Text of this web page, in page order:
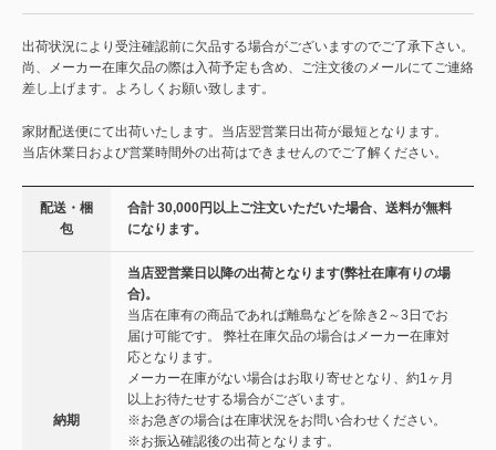
出荷状況により受注確認前に欠品する場合がございますのでご了承下さい。
尚、メーカー在庫欠品の際は入荷予定も含め、ご注文後のメールにてご連絡
差し上げます。よろしくお願い致します。
家財配送便にて出荷いたします。当店翌営業日出荷が最短となります。
当店休業日および営業時間外の出荷はできませんのでご了解ください。
配送・梱
包
合計 30,000円以上ご注文いただいた場合、送料が無料
になります。
納期
当店翌営業日以降の出荷となります(弊社在庫有りの場
合)。
当店在庫有の商品であれば離島などを除き2～3日でお
届け可能です。 弊社在庫欠品の場合はメーカー在庫対
応となります。
メーカー在庫がない場合はお取り寄せとなり、約1ヶ月
以上お待たせする場合がございます。
※お急ぎの場合は在庫状況をお問い合わせください。
※お振込確認後の出荷となります。